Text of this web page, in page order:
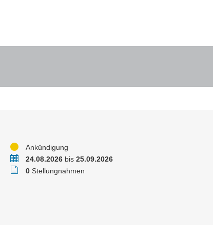
StatusAnkündigung
Zeitraum24.08.2026 bis25.09.2026
Stellungnahmen
0 Stellungnahmen